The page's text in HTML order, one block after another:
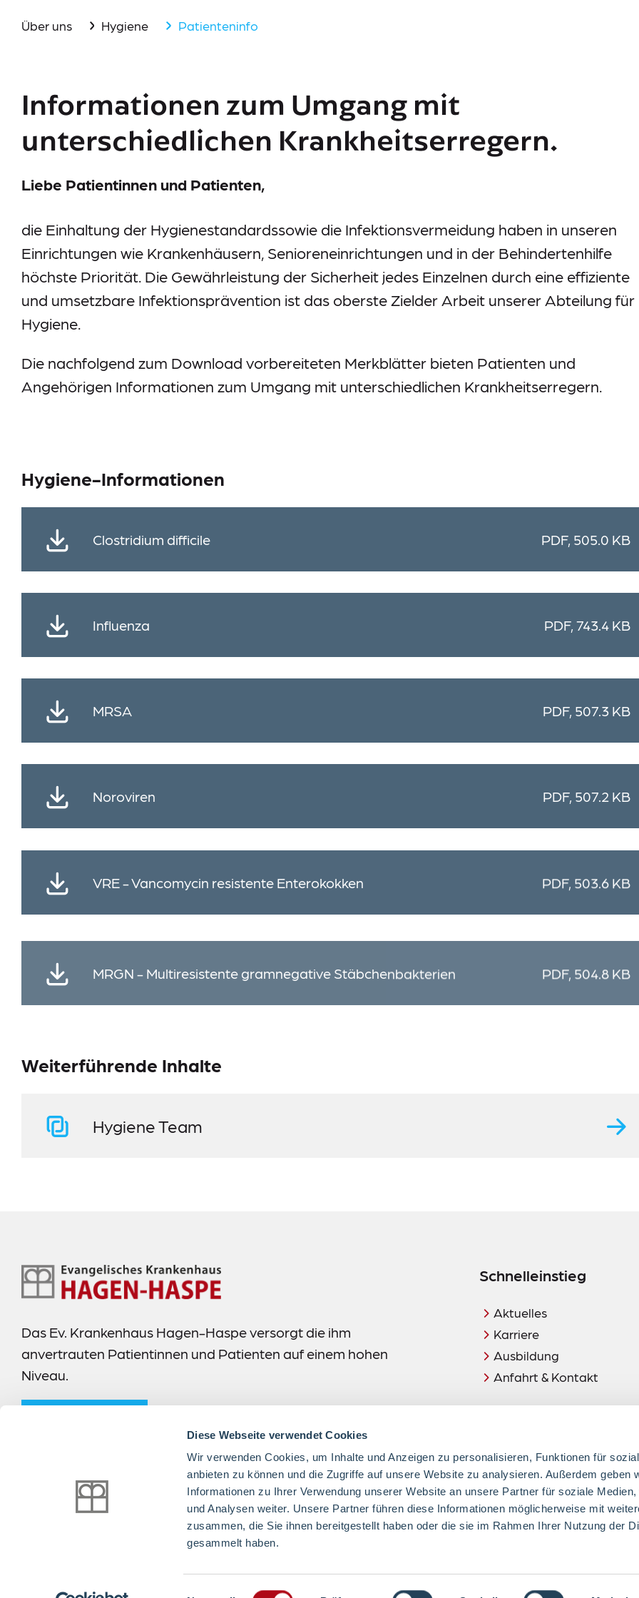
Diese Webseite verwendet Cookies
Wir verwenden Cookies, um Inhalte und Anzeigen zu personalisieren, Funktionen für
anbieten zu können und die Zugriffe auf unsere Website zu analysieren. Außerdem geben
Informationen zu Ihrer Verwendung unserer Website an unsere Partner für soziale Medien,
und Analysen weiter. Unsere Partner führen diese Informationen möglicherweise mit
zusammen, die Sie ihnen bereitgestellt haben oder die sie im Rahmen Ihrer Nutzung der
gesammelt haben.
Einwilligungsauswahl
Presse
Suche
Im Notfall
Lieferkettensorgfaltspflichtengesetz (LkSG)
Information-Datenerhebung
Impressum
Meldestelle
Über uns Hygiene Patienteninfo
Informationen zum Umgang mit
unterschiedlichen Krankheitserregern.
Liebe Patientinnen und Patienten,
die Einhaltung der Hygienestandardssowie die Infektionsvermeidung haben in unseren
Einrichtungen wie Krankenhäusern, Senioreneinrichtungen und in der Behindertenhilfe
höchste Priorität. Die Gewährleistung der Sicherheit jedes Einzelnen durch eine effiziente
und umsetzbare Infektionsprävention ist das oberste Zielder Arbeit unserer Abteilung für
Hygiene.
Die nachfolgend zum Download vorbereiteten Merkblätter bieten Patienten und
Angehörigen Informationen zum Umgang mit unterschiedlichen Krankheitserregern.
Hygiene-Informationen
Clostridium difficile PDF, 505.0 KB
Influenza PDF, 743.4 KB
MRSA PDF, 507.3 KB
Noroviren PDF, 507.2 KB
VRE - Vancomycin resistente Enterokokken PDF, 503.6 KB
MRGN - Multiresistente gramnegative Stäbchenbakterien PDF, 504.8 KB
Weiterführende Inhalte
Hygiene Team
Footer-
Navigation
Das Ev. Krankenhaus Hagen-Haspe versorgt die ihm
anvertrauten Patientinnen und Patienten auf einem hohen
Niveau.
Schnelleinstieg
Aktuelles
Karriere
Ausbildung
Anfahrt & Kontakt
Folgen Sie uns:
Hinweis:
zuletzt geändert am
© Alle Rechte vorbehalten